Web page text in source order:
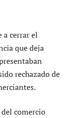
a cerrar el
que deja
rechazado de
comercio